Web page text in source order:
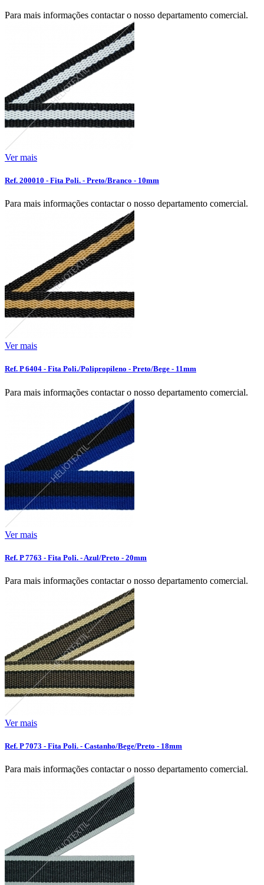
Para mais informações contactar o nosso departamento comercial.
Ver mais
Ref. 200010 - Fita Poli. - Preto/Branco - 10mm
Para mais informações contactar o nosso departamento comercial.
Ver mais
Ref. P 6404 - Fita Poli./Polipropileno - Preto/Bege - 11mm
Para mais informações contactar o nosso departamento comercial.
Ver mais
Ref. P 7763 - Fita Poli. - Azul/Preto - 20mm
Para mais informações contactar o nosso departamento comercial.
Ver mais
Ref. P 7073 - Fita Poli. - Castanho/Bege/Preto - 18mm
Para mais informações contactar o nosso departamento comercial.